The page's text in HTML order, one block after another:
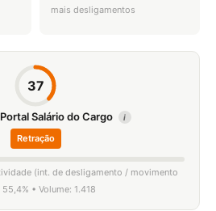
mais desligamentos
37
Salário do Cargo i
Retração
(int. de desligamento / movimento
• Volume: 1.418